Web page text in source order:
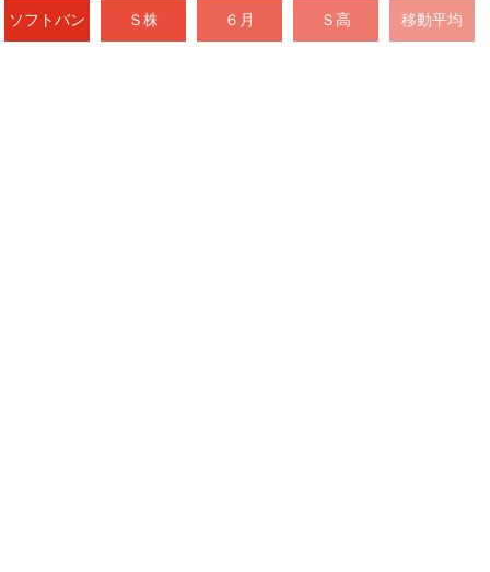
ソフトバン Ｓ株 ６月 Ｓ高 移動平均